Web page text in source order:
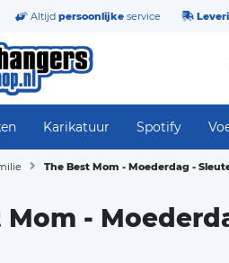
Altijd persoonlijke service
Karikatuur Spotify
The Best Mom - Moederdag -
Mom -